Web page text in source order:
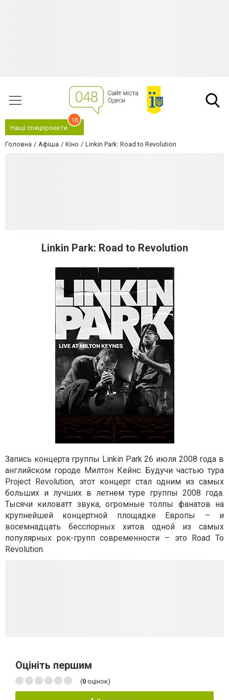
Наші спецпроєкти
16
Головна Афіша Кіно Linkin Park: Road to Revolution
Linkin Park: Road to Revolution
Запись концерта группы Linkin Park 26 июля 2008 года в
английском городе Милтон Кейнс. Будучи частью тура
Project Revolution, этот концерт стал одним из самых
больших и лучших в летнем туре группы 2008 года.
Тысячи киловатт звука, огромные толпы фанатов на
крупнейшей концертной площадке Европы – и
восемнадцать бесспорных хитов одной из самых
популярных рок-групп современности – это Road To
Revolution.
Оцініть першим
(0 оцінок)